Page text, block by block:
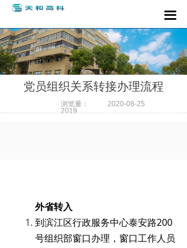
끀
党员组织关系转接办理流程
2020-08-25
浏览量：
2019
外省转入
到滨江区行政服务中心泰安路200
号组织部窗口办理，窗口工作人员